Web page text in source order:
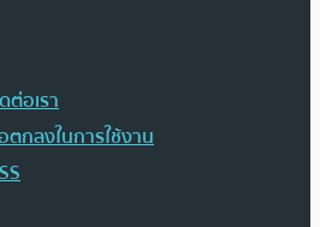
ต่อเรา
ตกลงในการใช้งาน